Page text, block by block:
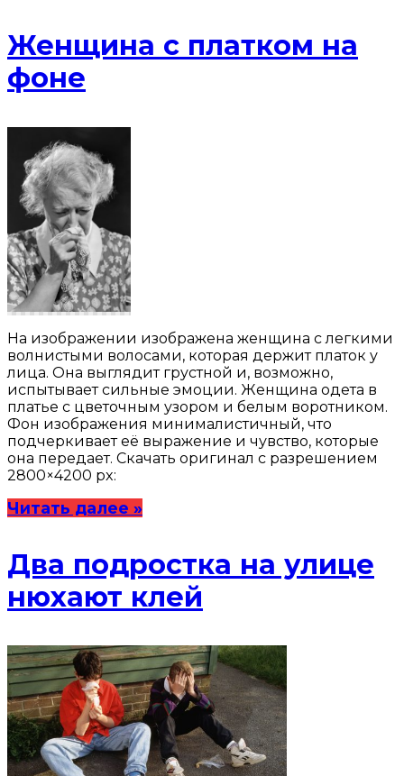
Женщина с платком на
фоне
На изображении изображена женщина с легкими
волнистыми волосами, которая держит платок у
лица. Она выглядит грустной и, возможно,
испытывает сильные эмоции. Женщина одета в
платье с цветочным узором и белым воротником.
Фон изображения минималистичный, что
подчеркивает её выражение и чувство, которые
она передает. Скачать оригинал с разрешением
2800×4200 px:
Читать далее »
Два подростка на улице
нюхают клей